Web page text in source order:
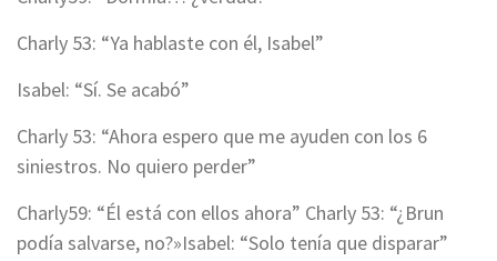
Charly 53: “Ya hablaste con él, Isabel”
Isabel: “Sí. Se acabó”
Charly 53: “Ahora espero que me ayuden con los 6
siniestros. No quiero perder”
Charly59: “Él está con ellos ahora” Charly 53: “¿Brun
podía salvarse, no?»Isabel: “Solo tenía que disparar”